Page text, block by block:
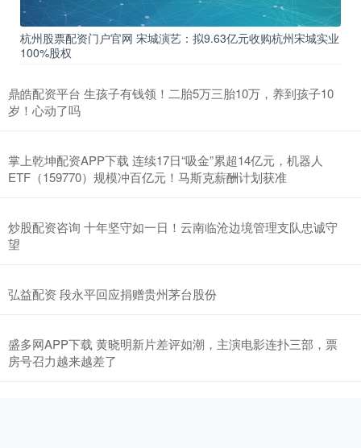
杭州股票配资门户官网 宋城演艺：拟9.63亿元收购杭州宋城实业
100%股权
鼎皓配资平台 生孩子有钱领！二胎5万三胎10万，养到孩子10
岁！心动了吗
掌上乾坤配资APP下载 连续17日“吸金”累超14亿元，机器人
ETF（159770）规模冲百亿元！马斯克薪酬计划获准
炒股配资咨询 十年坚守如一日！云南临沧边境管理支队忠诚守
望
弘益配资 段永平回应捐赠贵州茅台股份
盛多网APP下载 黄晓明新片差评如潮，主演电影连扑三部，票
房号召力越来越差了